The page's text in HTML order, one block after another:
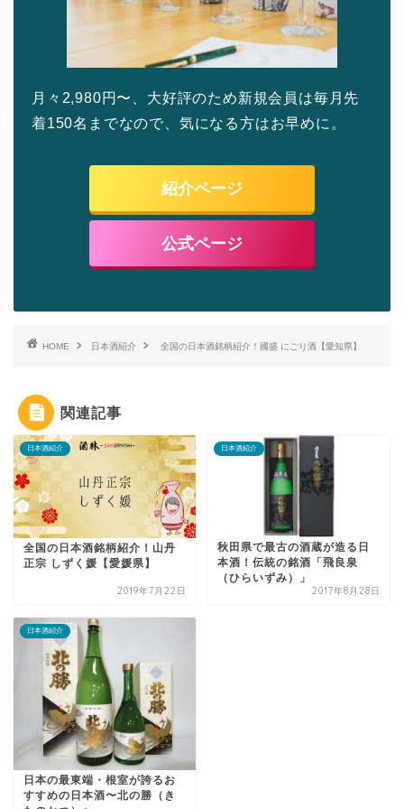
月々2,980円〜、大好評のため新規会員は毎月先
着150名までなので、気になる方はお早めに。
紹介ページ
公式ページ
HOME 日本酒紹介 全国の日本酒銘柄紹介！國盛 にごり酒【愛知県】
関連記事
日本酒紹介
全国の日本酒銘柄紹介！山丹
正宗 しずく媛【愛媛県】
2019年7月22日
日本酒紹介
秋田県で最古の酒蔵が造る日
本酒！伝統の銘酒「飛良泉
（ひらいずみ）」
2017年8月28日
日本酒紹介
日本の最東端・根室が誇るお
すすめの日本酒〜北の勝（き